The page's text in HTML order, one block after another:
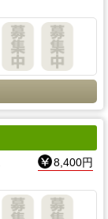
8,400円